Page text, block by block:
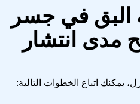
البق في جسر
انتشار
اتباع الخطوات التالية: